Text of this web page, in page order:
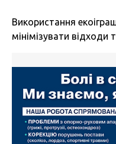
Використання
мінімізувати відходи